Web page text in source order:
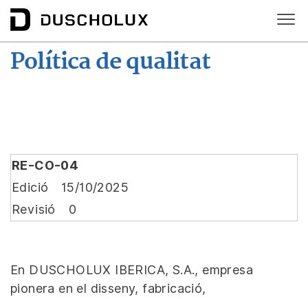
Política de qualitat
RE-CO-04
Edició
15/10/2025
Revisió
0
En DUSCHOLUX IBERICA, S.A., empresa
pionera en el disseny, fabricació,